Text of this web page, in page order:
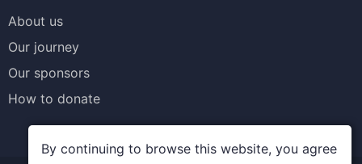
About us
Our journey
Our sponsors
How to donate
By continuing to browse this website, you agree